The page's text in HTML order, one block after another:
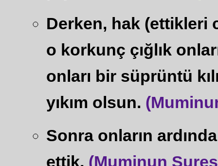
Derken, hak (ettikleri
o korkunç çığlık
onları bir süprüntü
yıkım olsun.
Sonra onların
ettik. (Muminun